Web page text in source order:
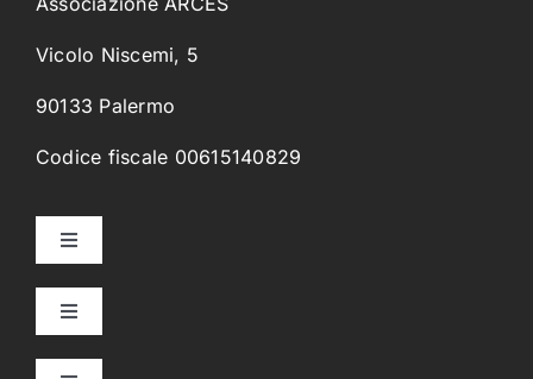
Vicolo Niscemi, 5
90133 Palermo
Codice fiscale 00615140829
Toggle
Home
Toggle
Collegi Universitari